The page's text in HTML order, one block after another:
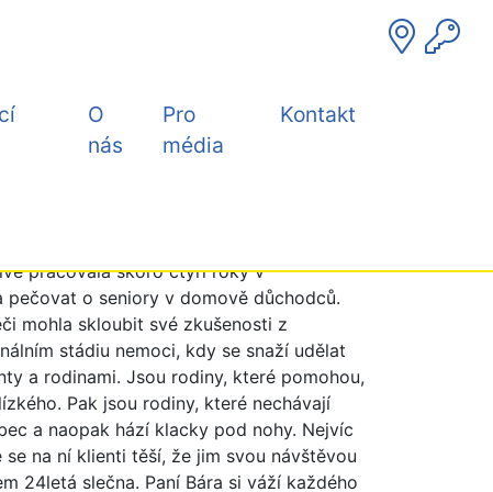
O
nás
Pro
média
Kontakt
pracovala skoro čtyři roky v
pečovat o seniory v domově důchodců.
mohla skloubit své zkušenosti z
stádiu nemoci, kdy se snaží udělat
a rodinami. Jsou rodiny, které pomohou,
Pak jsou rodiny, které nechávají
a naopak hází klacky pod nohy. Nejvíc
na ní klienti těší, že jim svou návštěvou
24letá slečna. Paní Bára si váží každého